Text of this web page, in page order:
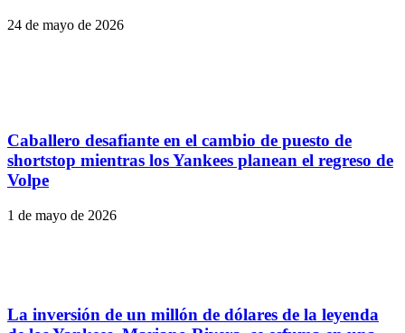
24 de mayo de 2026
Caballero desafiante en el cambio de puesto de
shortstop mientras los Yankees planean el regreso de
Volpe
1 de mayo de 2026
La inversión de un millón de dólares de la leyenda